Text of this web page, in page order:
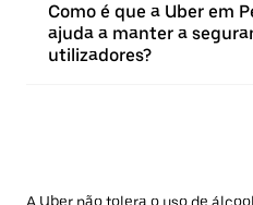
Como é que a Uber em
ajuda a manter a
utilizadores?